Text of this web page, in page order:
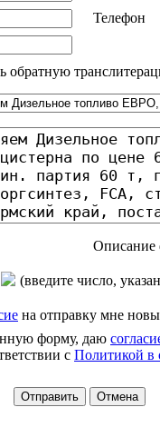
Телефон
обратную
Описание
(введите число,
на отправку мне
форму, даю
с Политикой в